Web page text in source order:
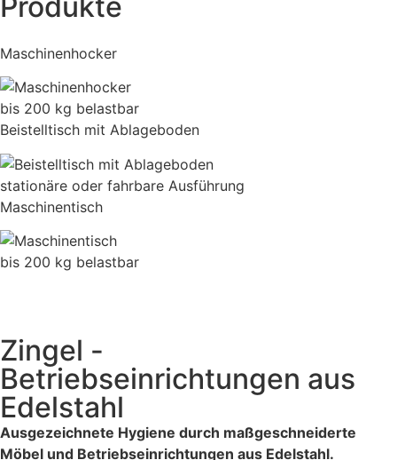
Maschinenhocker
bis 200 kg belastbar
Beistelltisch mit Ablageboden
stationäre oder fahrbare Ausführung
Maschinentisch
bis 200 kg belastbar
Zingel -
Betriebseinrichtungen aus
Edelstahl
Ausgezeichnete Hygiene durch maßgeschneiderte
Möbel und Betriebseinrichtungen aus Edelstahl.